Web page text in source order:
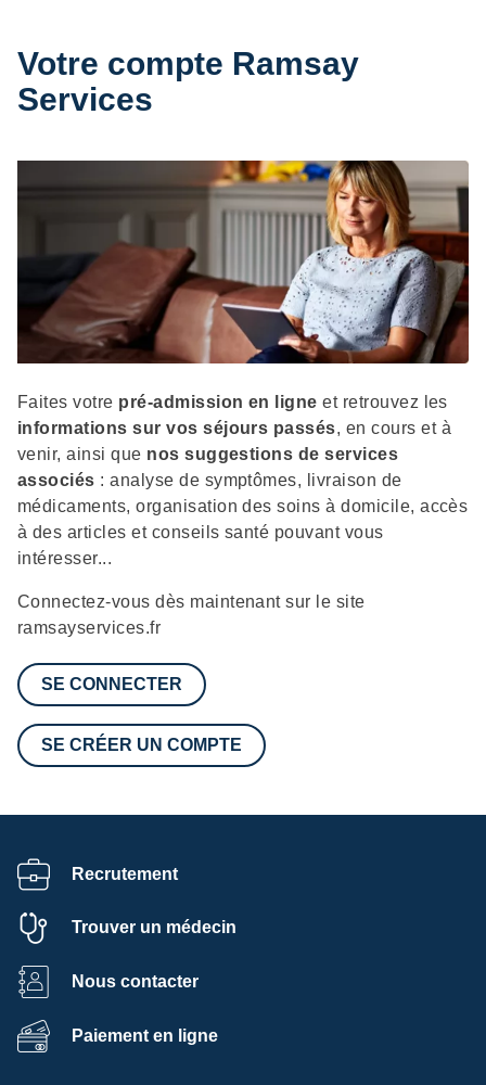
Votre compte Ramsay
Services
Description
Faites votre pré-admission en ligneet retrouvez les
informations sur vos séjours passés, en cours et à
venir, ainsi que nos suggestions de services
associés : analyse de symptômes, livraison de
médicaments, organisation des soins à domicile, accès
à des articles et conseils santé pouvant vous
intéresser...
Connectez-vous dès maintenant sur le site
ramsayservices.fr
SE CONNECTER
SE CRÉER UN COMPTE
Recrutement
Trouver un médecin
Nous contacter
Paiement en ligne